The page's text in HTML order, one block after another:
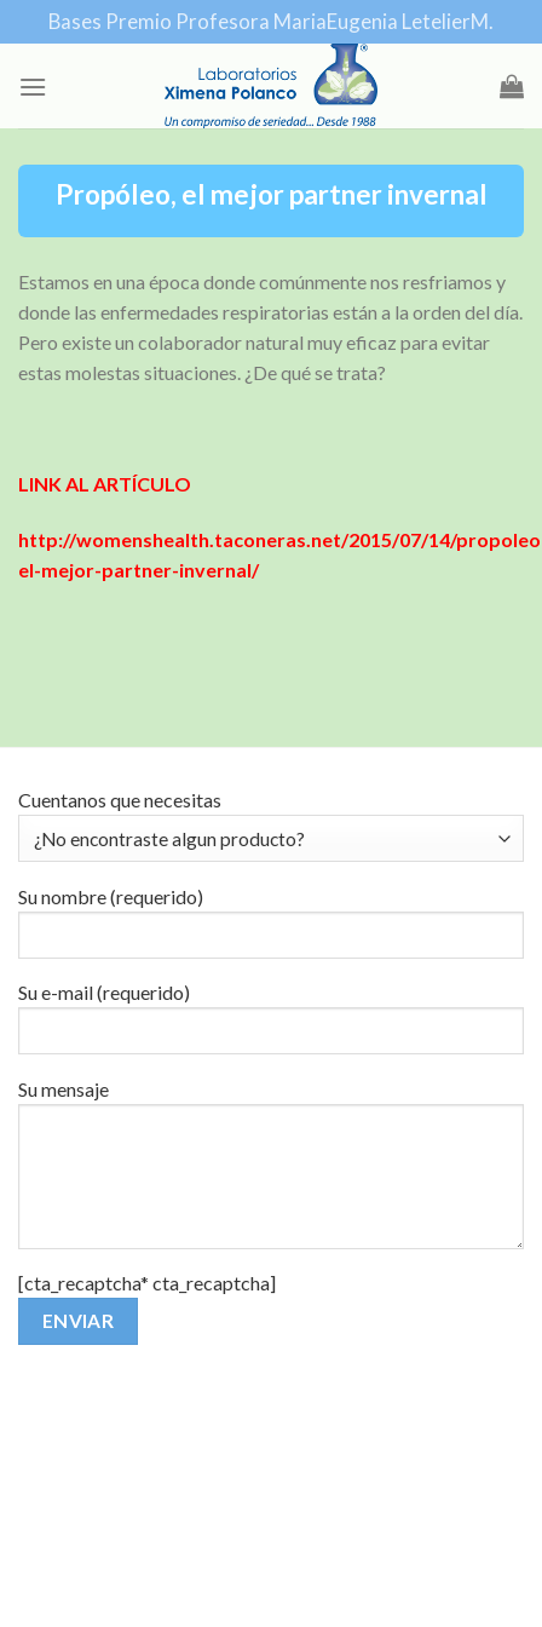
to
content
Bases Premio Profesora MariaEugenia LetelierM.
Propóleo, el mejor partner invernal
Estamos en una época donde comúnmente nos resfriamos y
donde las enfermedades respiratorias están a la orden del día.
Pero existe un colaborador natural muy eficaz para evitar
estas molestas situaciones. ¿De qué se trata?
LINK AL ARTÍCULO
http://womenshealth.taconeras.net/2015/07/14/
el-mejor-partner-invernal/
Cuentanos que necesitas
Su nombre (requerido)
Su e-mail (requerido)
Su mensaje
[cta_recaptcha* cta_recaptcha]